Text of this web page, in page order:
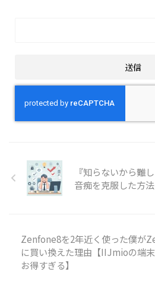
『知らないから難
音痴を克服した方法
Zenfone8を2年近く使った僕が
に買い換えた理由【IIJmioの端
お得すぎる】